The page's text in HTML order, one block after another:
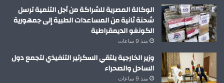
الوكالة المصرية للشراكة من أجل التنمية ترسل
شحنة ثانية من المساعدات الطبية إلى جمهورية
الكونغو الديمقراطية
منذ 9 ساعات
وزير الخارجية يلتقي السكرتير التنفيذي لتجمع دول
الساحل والصحراء
منذ 9 ساعات